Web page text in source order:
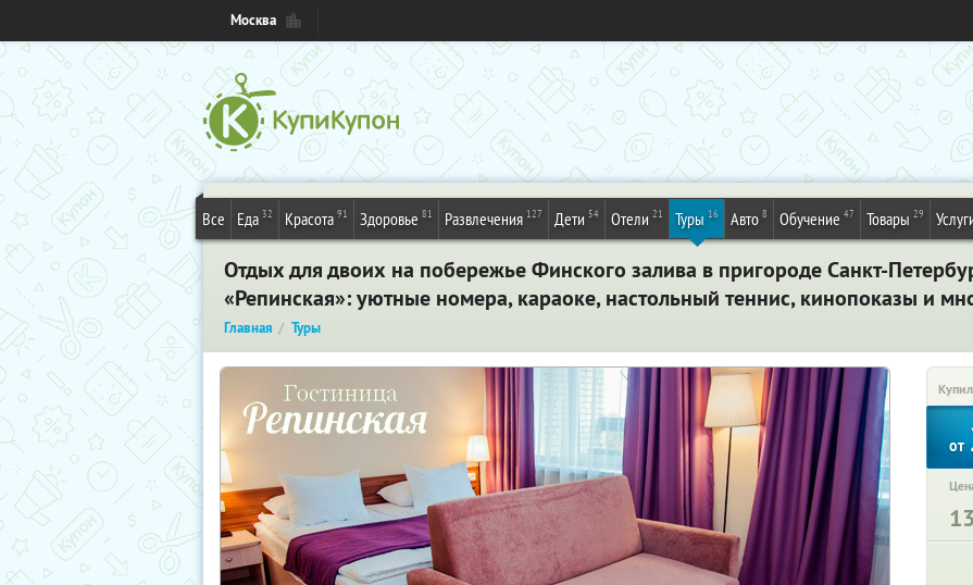
Москва
Все Еда 32 Красота 91 Здоровье 81 Развлечения 127 Дети 54 Отели 21 Туры 16 Авто 8 Обучение 47 Товары 29
Отдых для двоих на побережье Финского залива в пригороде Санкт-
«Репинская»: уютные номера, караоке, настольный теннис, кинопоказы и
Главная Туры
от